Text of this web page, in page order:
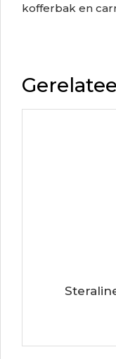
kofferbak en